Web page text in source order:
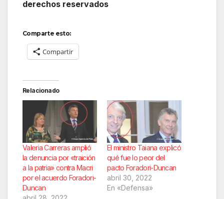
derechos reservados
Comparte esto:
Compartir
Relacionado
Valeria Carreras amplió
la denuncia por «traición
a la patria» contra Macri
por el acuerdo Foradori-
Duncan
El ministro Taiana explicó
qué fue lo peor del
pacto Foradori-Duncan
abril 30, 2022
En «Defensa»